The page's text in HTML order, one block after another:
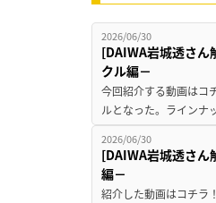
2026/06/30
[DAIWA岩城透さん
クル編－
今回紹介する動画はコ
ルとなった。ラインナ
2026/06/30
[DAIWA岩城透さん
編－
紹介した動画はコチラ